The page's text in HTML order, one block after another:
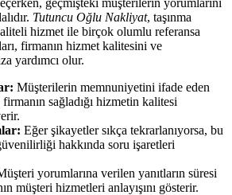
Tutuncu Oğlu Nakliyat, taşınma
hizmet ile birçok olumlu referansa
firmanın hizmet kalitesini ve
yardımcı olur.
Müşterilerin memnuniyetini ifade eden
sağladığı hizmetin kalitesi
Eğer şikayetler sıkça tekrarlanıyorsa, bu
hakkında soru işaretleri
yorumlarına verilen yanıtların süresi
müşteri hizmetleri anlayışını gösterir.